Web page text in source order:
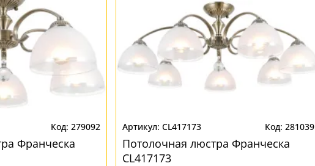
279092
Франческа
CL417173 281039
Потолочная люстра Франческа
CL417173